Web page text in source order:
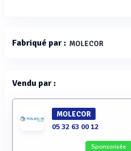
Fabriqué par : MOLECOR
Vendu par :
MOLECOR
05 32 63 00 12
Sponsorisée